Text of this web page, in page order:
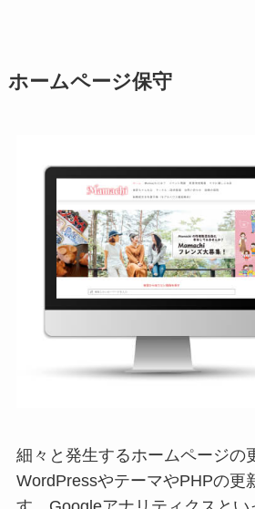
ホームページ保守
細々と発生するホームページの
WordPressやテーマやPHPの更